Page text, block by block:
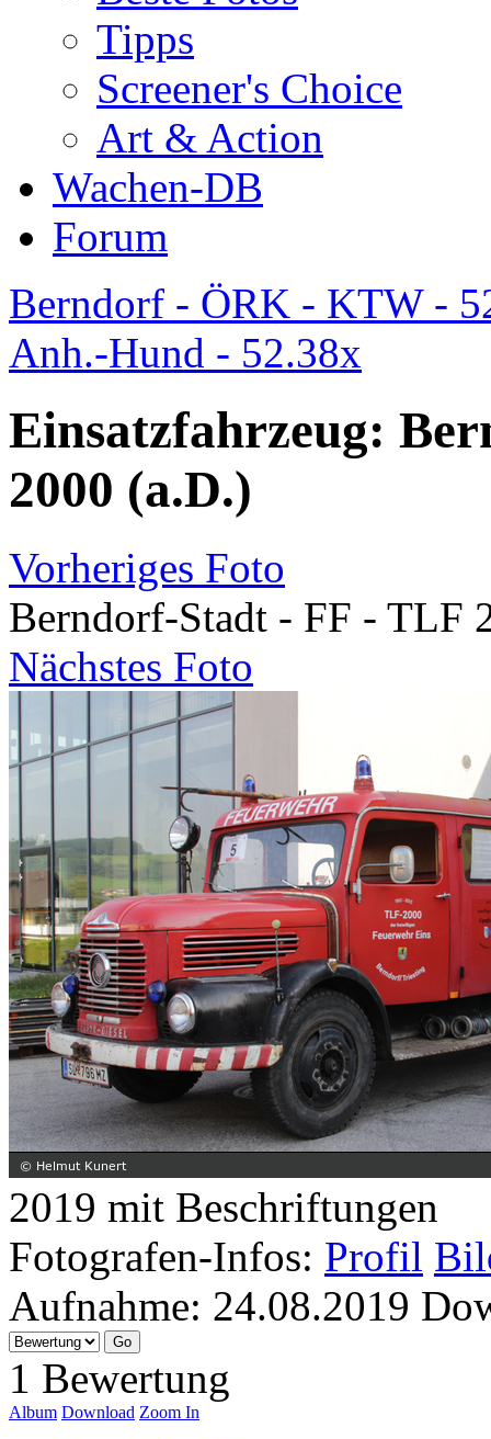
Tipps
Screener's Choice
Art & Action
Wachen-DB
Forum
Berndorf - ÖRK - KTW -
Anh.-Hund - 52.38x
Einsatzfahrzeug:
2000 (a.D.)
Vorheriges Foto
Berndorf-Stadt - FF - TLF
Nächstes Foto
2019 mit Beschriftungen
Fotografen-Infos: Profil
Aufnahme: 24.08.2019
1 Bewertung
Album Download Zoom In